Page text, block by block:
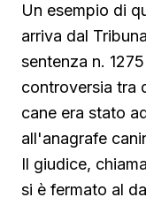
Un esempio di
arriva dal
sentenza n.
controversia tra
cane era stato
all'anagrafe
Il giudice,
si è fermato al